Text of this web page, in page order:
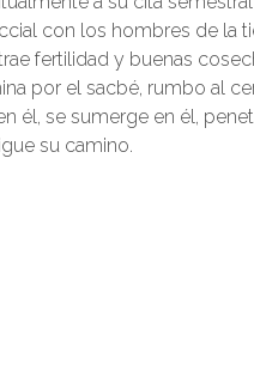
con los hombres de la
fertilidad y buenas
por el sacbé, rumbo al
él, se sumerge en él,
su camino.